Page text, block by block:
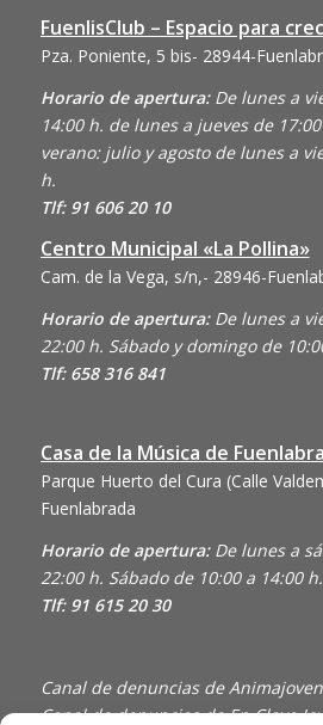
FuenlisClub – Espacio para
Pza. Poniente, 5 bis- 28944-
Horario de apertura:De lunes a
14:00 h. de lunes a jueves de
verano: julio y agosto de lunes a
h.
Tlf: 91 606 20 10
Centro Municipal «La Pollina»
Cam. de la Vega, s/n,- 28946-
Horario de apertura: De lunes a
22:00 h. Sábado y domingo de
Tlf: 658 316 841
Casa de la Música de
Parque Huerto del Cura (Calle
Fuenlabrada
Horario de apertura: De lunes a
22:00 h. Sábado de 10:00 a 14:00
Tlf: 91 615 20 30
Canal de denuncias de Animajoven
Canal de denuncias de En Clave